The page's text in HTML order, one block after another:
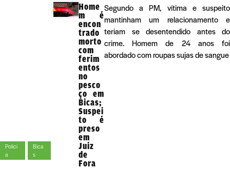
Políci
a
Bica
s
Home
m é
encon
trado
morto
com
ferim
entos
no
pesco
ço em
Bicas;
Suspei
to é
preso
em
Juiz
de
Fora
Segundo a PM, vítima e suspeito
mantinham um relacionamento e
teriam se desentendido antes do
crime. Homem de 24 anos foi
abordado com roupas sujas de sangue